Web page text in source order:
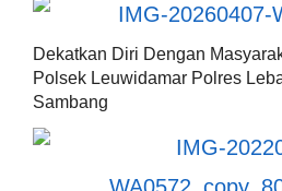
Dekatkan Diri Dengan
Polsek Leuwidamar Polres
Sambang